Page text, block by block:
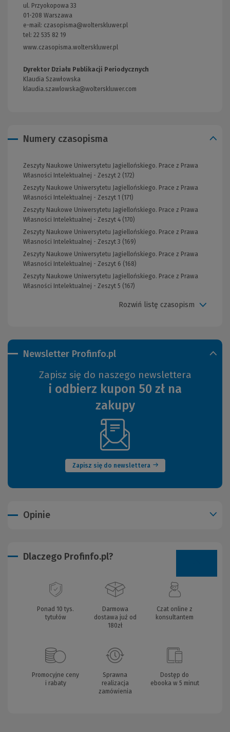
Newsletter Profinfo.pl
Zapisz się do naszego newslettera
i odbierz kupon 50 zł na
zakupy
Zapisz się do newslettera
(Nowe
okno)
ul. Przyokopowa 33
01-208 Warszawa
e-mail: czasopisma@wolterskluwer.pl
tel: 22 535 82 19
www.czasopisma.wolterskluwer.pl
innej
Dyrektor Działu Publikacji Periodycznych
Klaudia Szawłowska
klaudia.szawlowska@wolterskluwer.com
Numery czasopisma
Zeszyty Naukowe Uniwersytetu Jagiellońskiego. Prace z Prawa
Własności Intelektualnej - Zeszyt 2 (172)
Zeszyty Naukowe Uniwersytetu Jagiellońskiego. Prace z Prawa
Własności Intelektualnej - Zeszyt 1 (171)
Zeszyty Naukowe Uniwersytetu Jagiellońskiego. Prace z Prawa
Własności Intelektualnej - Zeszyt 4 (170)
Zeszyty Naukowe Uniwersytetu Jagiellońskiego. Prace z Prawa
Własności Intelektualnej - Zeszyt 3 (169)
Zeszyty Naukowe Uniwersytetu Jagiellońskiego. Prace z Prawa
Własności Intelektualnej - Zeszyt 6 (168)
Zeszyty Naukowe Uniwersytetu Jagiellońskiego. Prace z Prawa
Własności Intelektualnej - Zeszyt 5 (167)
Rozwiń listę czasopism
Opinie
Dlaczego Profinfo.pl?
Ponad 10 tys.
tytułów
Darmowa
dostawa już od
180zł
Czat online z
konsultantem
Promocyjne ceny
i rabaty
Sprawna
realizacja
zamówienia
Dostęp do
ebooka w 5 minut